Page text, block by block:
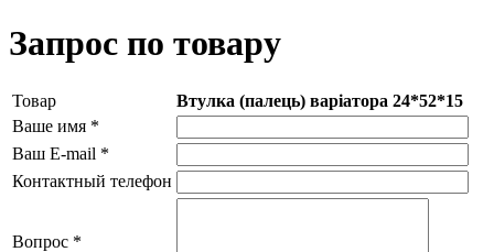
Запрос по товару
Товар
Втулка (палець) варіатора 24*52*15
Ваше имя *
Ваш E-mail *
Контактный телефон
Вопрос *